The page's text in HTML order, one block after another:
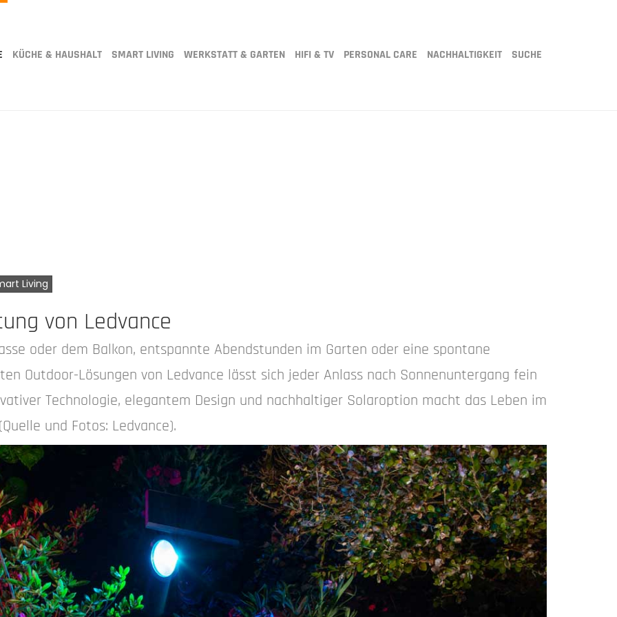
KÜCHE & HAUSHALT SMART LIVING WERKSTATT & GARTEN HIFI & TV PERSONAL CARE NACHHALTIGKEIT SUCHE
Living
von Ledvance
oder dem Balkon, entspannte Abendstunden im Garten oder eine spontane
Outdoor-Lösungen von Ledvance lässt sich jeder Anlass nach Sonnenuntergang fein
Technologie, elegantem Design und nachhaltiger Solaroption macht das Leben im
und Fotos: Ledvance).